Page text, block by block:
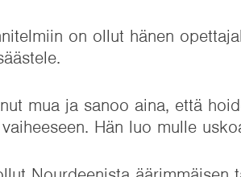
on ollut hänen
mua ja sanoo aina, että
Hän luo mulle